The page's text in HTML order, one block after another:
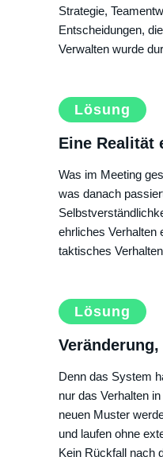
Strategie,
Entscheidungen,
Verwalten wurde
Lösung
Eine Realität
Was im Meeting
was danach
ehrliches Verhalten
taktisches
Lösung
Denn das System
nur das Verhalten
neuen Muster
und laufen ohne
Kein Rückfall nach